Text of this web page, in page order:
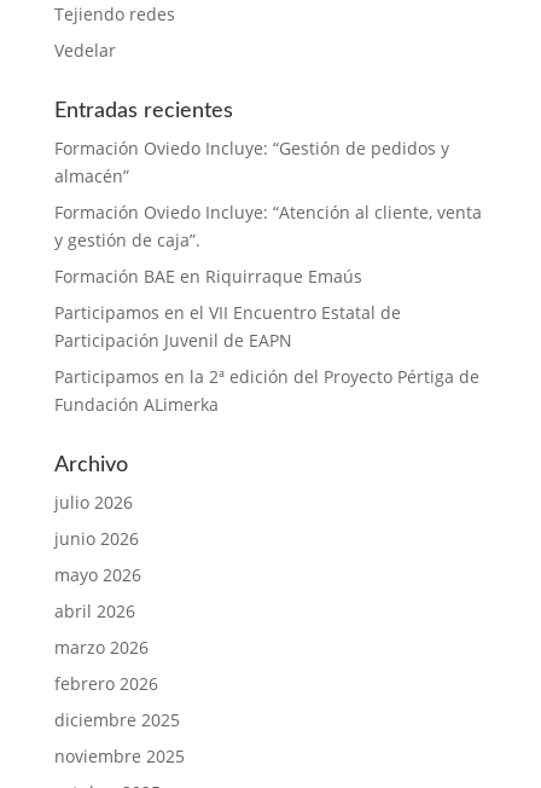
Tejiendo redes
Vedelar
Entradas recientes
Formación Oviedo Incluye: “Gestión de pedidos y
almacén”
Formación Oviedo Incluye: “Atención al cliente, venta
y gestión de caja”.
Formación BAE en Riquirraque Emaús
Participamos en el VII Encuentro Estatal de
Participación Juvenil de EAPN
Participamos en la 2ª edición del Proyecto Pértiga de
Fundación ALimerka
Archivo
julio 2026
junio 2026
mayo 2026
abril 2026
marzo 2026
febrero 2026
diciembre 2025
noviembre 2025